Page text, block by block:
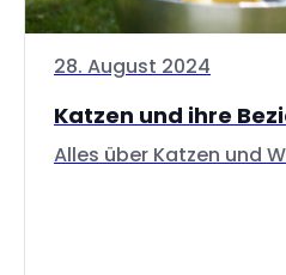
28. August 2024
Katzen und ihre
Alles über Katzen und